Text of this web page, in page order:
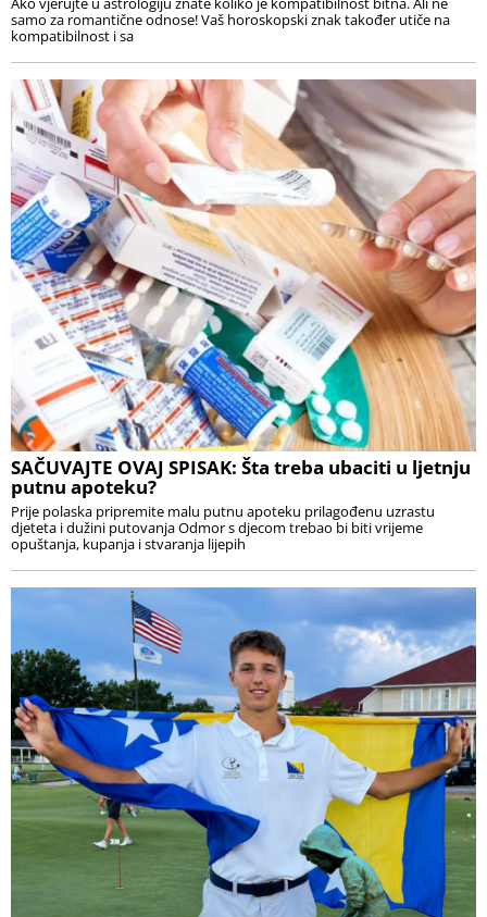
samo za romantične odnose! Vaš horoskopski znak također utiče na
kompatibilnost i sa
SAČUVAJTE OVAJ SPISAK: Šta treba ubaciti u ljetnju
putnu apoteku?
Prije polaska pripremite malu putnu apoteku prilagođenu uzrastu
djeteta i dužini putovanja Odmor s djecom trebao bi biti vrijeme
opuštanja, kupanja i stvaranja lijepih